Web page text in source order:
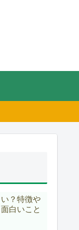
？特徴や
白いこと